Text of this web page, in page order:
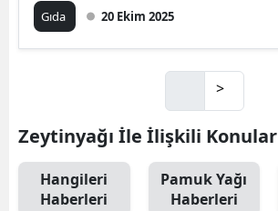
Gıda 20 Ekim 2025
>
Zeytinyağı İle İlişkili Konular
Hangileri
Haberleri
Pamuk Yağı
Haberleri